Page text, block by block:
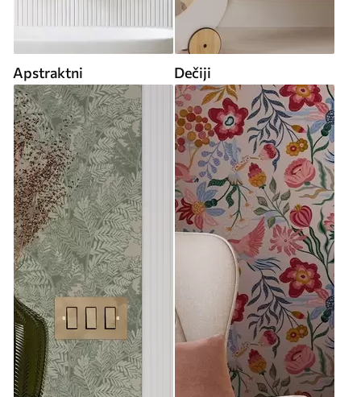
Apstraktni Dečiji